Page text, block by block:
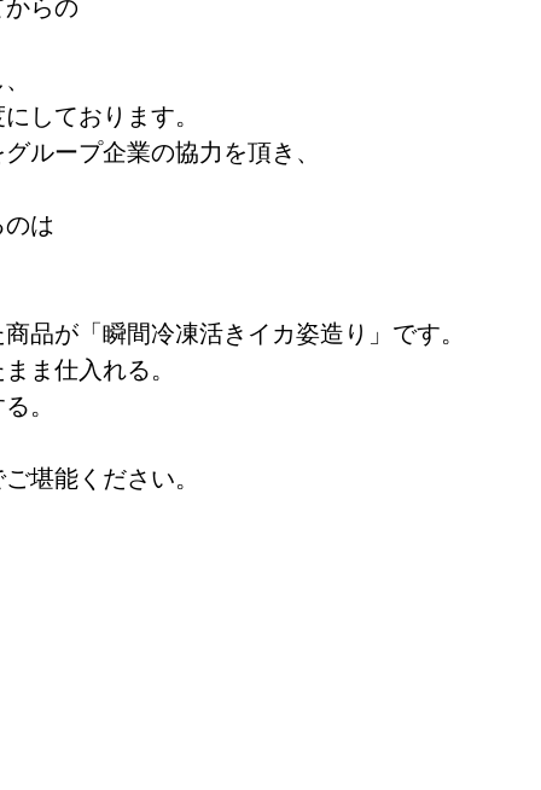
からの
しております。
ループ企業の協力を頂き、
は
品が「瞬間冷凍活きイカ姿造り」です。
ま仕入れる。
。
堪能ください。